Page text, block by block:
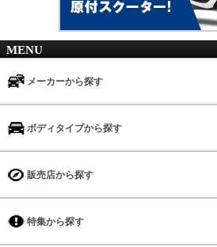
MENU
メーカーから探す
ボディタイプから探す
販売店から探す
特集から探す